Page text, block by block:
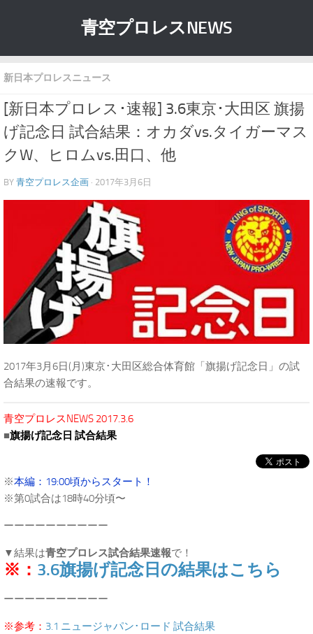
青空プロレスNEWS
新日本プロレスニュース
[新日本プロレス･速報] 3.6東京･大田区 旗揚
げ記念日 試合結果：オカダvs.タイガーマス
クW、ヒロムvs.田口、他
BY 青空プロレス企画 · 2017年3月6日
2017年3月6日(月)東京･大田区総合体育館「旗揚げ記念日」の試
合結果の速報です。
青空プロレスNEWS 2017.3.6
■旗揚げ記念日 試合結果
※本編：19:00頃からスタート！
※第0試合は18時40分頃〜
ーーーーーーーーーー
▼結果は青空プロレス試合結果速報で！
※： 3.6旗揚げ記念日の結果はこちら
ーーーーーーーーーー
※参考： 3.1 ニュージャパン･ロード 試合結果